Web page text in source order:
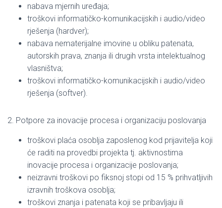
nabava mjernih uređaja;
troškovi informatičko-komunikacijskih i audio/video
rješenja (hardver);
nabava nematerijalne imovine u obliku patenata,
autorskih prava, znanja ili drugih vrsta intelektualnog
vlasništva;
troškovi informatičko-komunikacijskih i audio/video
rješenja (softver).
2. Potpore za inovacije procesa i organizaciju poslovanja
troškovi plaća osoblja zaposlenog kod prijavitelja koji
će raditi na provedbi projekta tj. aktivnostima
inovacije procesa i organizacije poslovanja;
neizravni troškovi po fiksnoj stopi od 15 % prihvatljivih
izravnih troškova osoblja;
troškovi znanja i patenata koji se pribavljaju ili